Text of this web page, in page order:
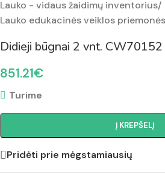
Lauko - vidaus žaidimų inventorius/
Lauko edukacinės veiklos priemonės
Didieji būgnai 2 vnt. CW70152
851.21€
Turime
Į KREPŠELĮ
Pridėti prie mėgstamiausių